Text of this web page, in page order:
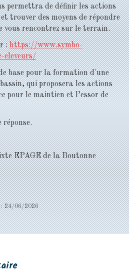
permettra de définir les actions
trouver des moyens de répondre
vous rencontrez sur le terrain.
:https://www.symbo-
eleveurs/
base pour la formation d'une
qui proposera les actions
pour le maintien et l’essor de
réponse.
EPAGE de la Boutonne
24/06/2026